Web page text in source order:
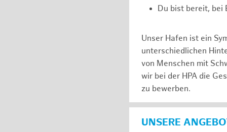
Du bist bereit, bei
Unser Hafen ist ein
unterschiedlichen
von Menschen mit
wir bei der HPA die
zu bewerben.
UNSERE